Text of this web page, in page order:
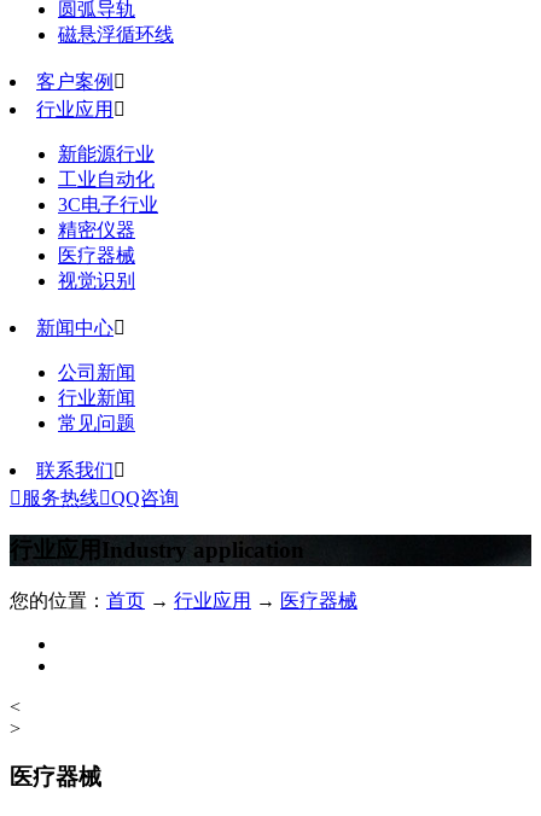
圆弧导轨
磁悬浮循环线
客户案例 
行业应用 
新能源行业
工业自动化
3C电子行业
精密仪器
医疗器械
视觉识别
新闻中心
公司新闻
行业新闻
常见问题
联系我们
 服务热线QQ咨询
行业应用 Industry application
您的位置： 首页 → 行业应用 → 医疗器械
<
>
医疗器械